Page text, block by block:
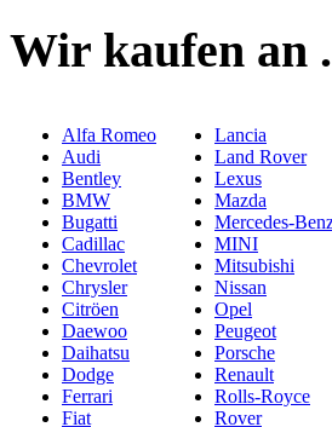
Wir kaufen an
Alfa Romeo
Audi
Bentley
BMW
Bugatti
Cadillac
Chevrolet
Chrysler
Citröen
Daewoo
Daihatsu
Dodge
Ferrari
Fiat
Lancia
Land Rover
Lexus
Mazda
Mercedes-
MINI
Mitsubishi
Nissan
Opel
Peugeot
Porsche
Renault
Rolls-Royce
Rover